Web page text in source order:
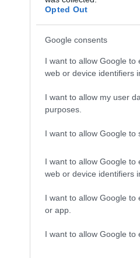
Opted Out
Google consents
I want to allow Google to
web or device identifiers
I want to allow my user
purposes.
I want to allow Google to
I want to allow Google to
web or device identifiers
I want to allow Google to
or app.
I want to allow Google to
részét
törzsvendégek
és előnyökben